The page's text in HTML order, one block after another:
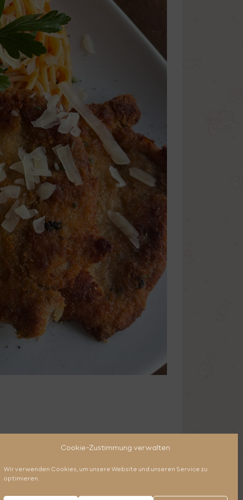
Cookie-Zustimmung verwalten
Wir verwenden Cookies, um unsere Website und unseren Service zu
optimieren.